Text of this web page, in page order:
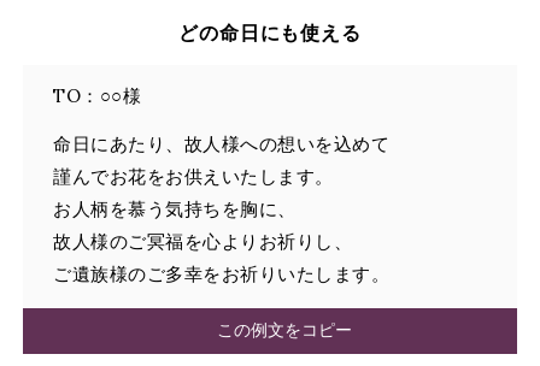
どの命日にも使える
TO：○○様
命日にあたり、故人様への想いを込めて
謹んでお花をお供えいたします。
お人柄を慕う気持ちを胸に、
故人様のご冥福を心よりお祈りし、
ご遺族様のご多幸をお祈りいたします。
この例文をコピー